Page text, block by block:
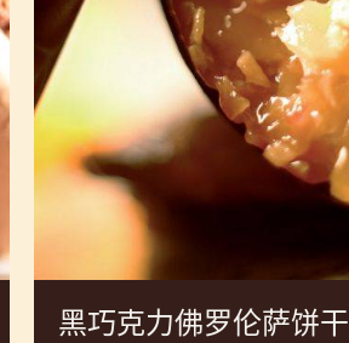
黑巧克力佛罗伦萨饼干
干